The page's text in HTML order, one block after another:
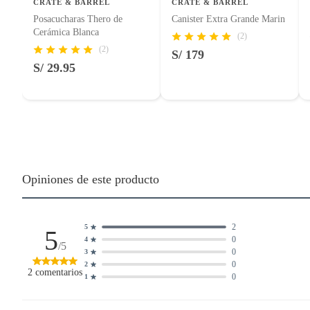
CRATE & BARREL
Posacucharas Thero de
Cerámica Blanca
(2)
S/ 29.95
CRATE & BARREL
Canister Extra Grande Marin
(2)
S/ 179
Opiniones de este producto
5/5
2 comentarios 1 0
2 0
3 0
4 0
5 2